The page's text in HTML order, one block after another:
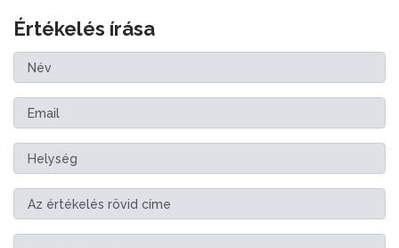
Értékelés írása